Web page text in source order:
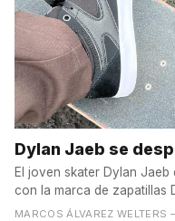
Dylan Jaeb se
El joven skater Dylan
con la marca de zapatillas
MARCOS ÁLVAREZ WELTERS